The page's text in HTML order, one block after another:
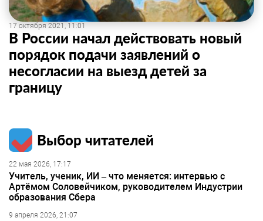
17 октября 2021, 11:01
В России начал действовать новый
порядок подачи заявлений о
несогласии на выезд детей за
границу
Выбор читателей
22 мая 2026, 17:17
Учитель, ученик, ИИ – что меняется: интервью с
Артёмом Соловейчиком, руководителем Индустрии
образования Сбера
9 апреля 2026, 21:07